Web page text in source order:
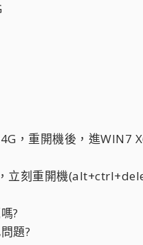
，重開機後，進WIN7
立刻重開機
?
題?